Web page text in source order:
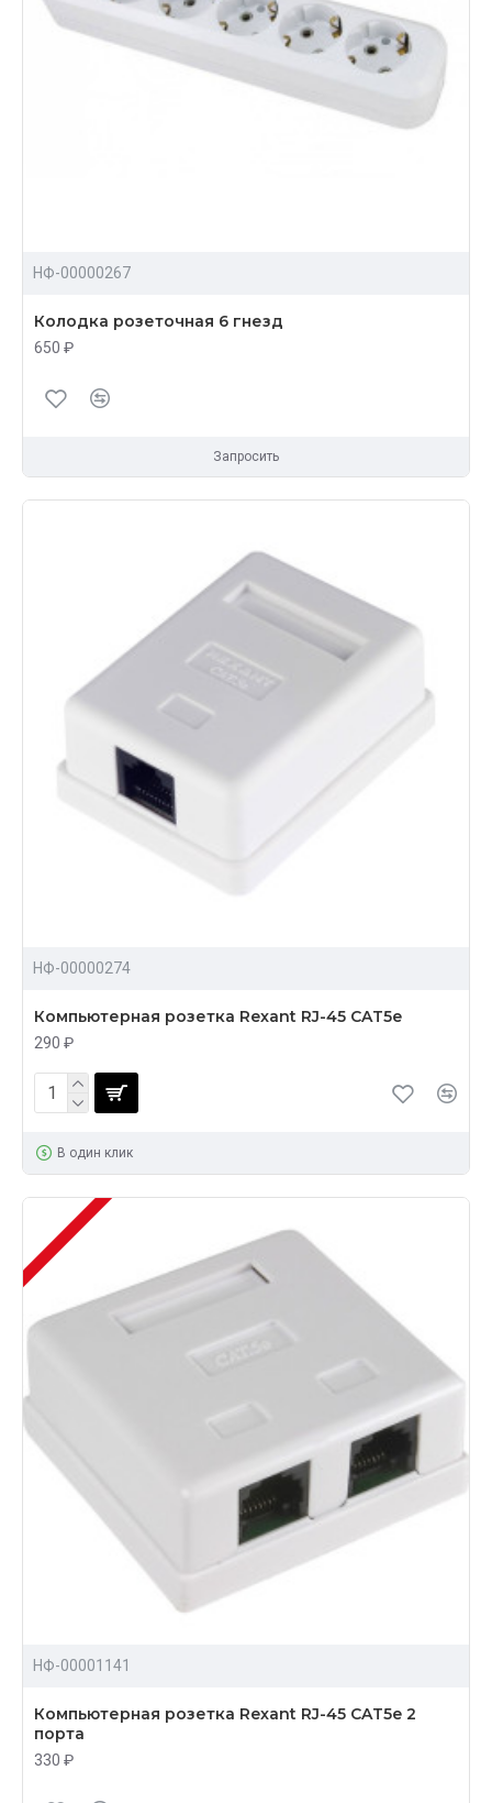
НФ-00000267
Колодка розеточная 6 гнезд
650 ₽
Запросить
НФ-00000274
Компьютерная розетка Rexant RJ-45 CAT5e
290 ₽
В один клик
НФ-00001141
Компьютерная розетка Rexant RJ-45 CAT5e 2
порта
330 ₽